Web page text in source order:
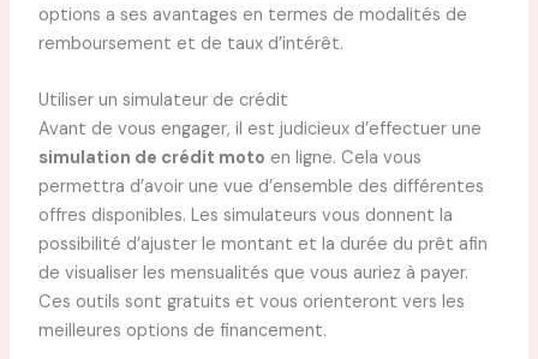
options a ses avantages en termes de modalités de
remboursement et de taux d’intérêt.
Utiliser un simulateur de crédit
Avant de vous engager, il est judicieux d’effectuer une
simulation de crédit moto en ligne. Cela vous
permettra d’avoir une vue d’ensemble des différentes
offres disponibles. Les simulateurs vous donnent la
possibilité d’ajuster le montant et la durée du prêt afin
de visualiser les mensualités que vous auriez à payer.
Ces outils sont gratuits et vous orienteront vers les
meilleures options de financement.